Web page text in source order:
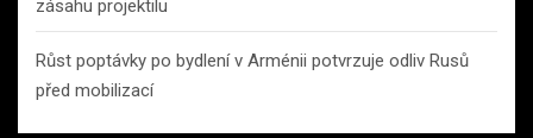
zásahu projektilu
Růst poptávky po bydlení v Arménii potvrzuje odliv Rusů
před mobilizací